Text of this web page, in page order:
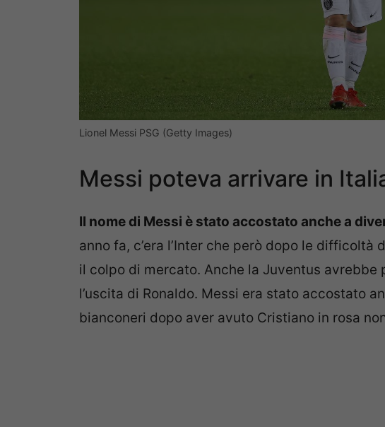
Lionel Messi PSG (Getty Images)
Messi poteva arrivare in
Il nome di Messi è stato accostato anche a
anno fa, c’era l’Inter che però dopo le difficoltà
il colpo di mercato. Anche la Juventus
l’uscita di Ronaldo. Messi era stato accostato
bianconeri dopo aver avuto Cristiano in rosa